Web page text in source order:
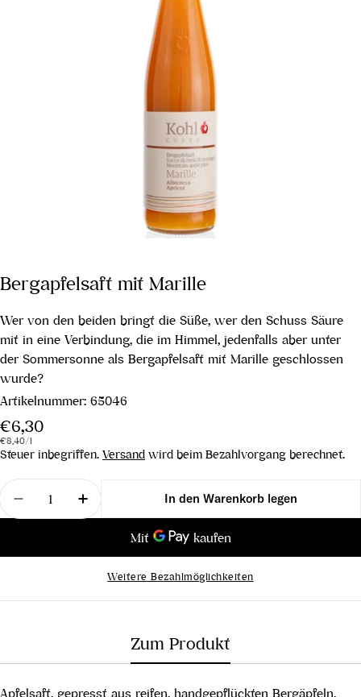
Bergapfelsaft mit Marille
Wer von den beiden bringt die Süße, wer den Schuss Säure
mit in eine Verbindung, die im Himmel, jedenfalls aber unter
der Sommersonne als Bergapfelsaft mit Marille geschlossen
wurde?
Artikelnummer: 65046
Regulärer
Preis
€6,30
Stückpreis
€8,40/pro
l
Steuer inbegriffen. Versand wird beim Bezahlvorgang berechnet.
Menge
Menge für Bergapfelsaft mit Marille verringern
Menge für Bergapfelsaft mit Marille
In den Warenkorb legen
Weitere Bezahlmöglichkeiten
Zum Produkt
Apfelsaft, gepresst aus reifen, handgepflückten Bergäpfeln,